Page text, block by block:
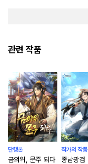
관련 작품
단행본
금의위, 문주 되다
작가의 작품
종남광검